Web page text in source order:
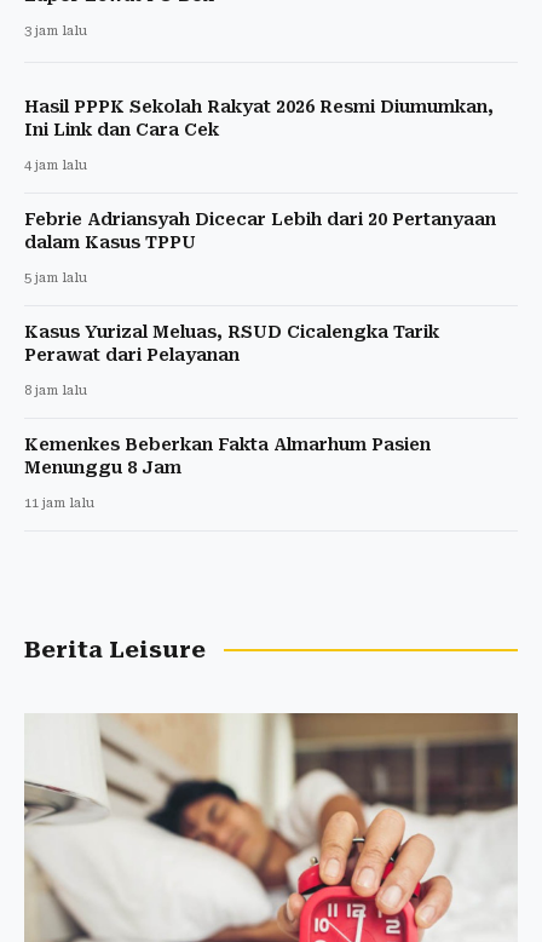
3 jam lalu
Hasil PPPK Sekolah Rakyat 2026 Resmi Diumumkan,
Ini Link dan Cara Cek
4 jam lalu
Febrie Adriansyah Dicecar Lebih dari 20 Pertanyaan
dalam Kasus TPPU
5 jam lalu
Kasus Yurizal Meluas, RSUD Cicalengka Tarik
Perawat dari Pelayanan
8 jam lalu
Kemenkes Beberkan Fakta Almarhum Pasien
Menunggu 8 Jam
11 jam lalu
Berita Leisure